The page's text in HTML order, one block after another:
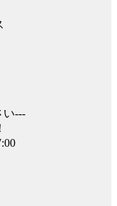
い---